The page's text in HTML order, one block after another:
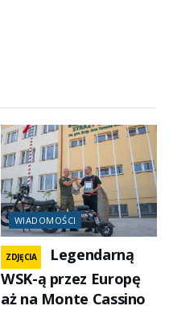
WIADOMOŚCI
ZDJĘCIA
Legendarną
WSK-ą przez Europę
aż na Monte Cassino